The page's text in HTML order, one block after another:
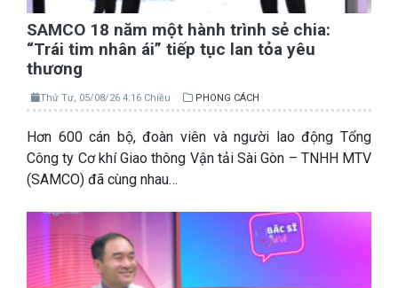
SAMCO 18 năm một hành trình sẻ chia:
“Trái tim nhân ái” tiếp tục lan tỏa yêu
thương
Thứ Tư, 05/08/26 4:16 Chiều PHONG CÁCH
Hơn 600 cán bộ, đoàn viên và người lao động Tổng
Công ty Cơ khí Giao thông Vận tải Sài Gòn – TNHH MTV
(SAMCO) đã cùng nhau…